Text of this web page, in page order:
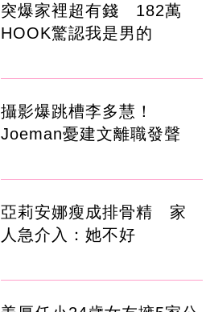
突爆家裡超有錢 182萬
HOOK驚認我是男的
攝影爆跳槽李多慧！
Joeman憂建文離職發聲
亞莉安娜瘦成排骨精 家
人急介入：她不好